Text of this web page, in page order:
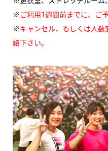
※ ご利用1週間前までに、ご
※キャンセル、もしくは人
絡下さい。